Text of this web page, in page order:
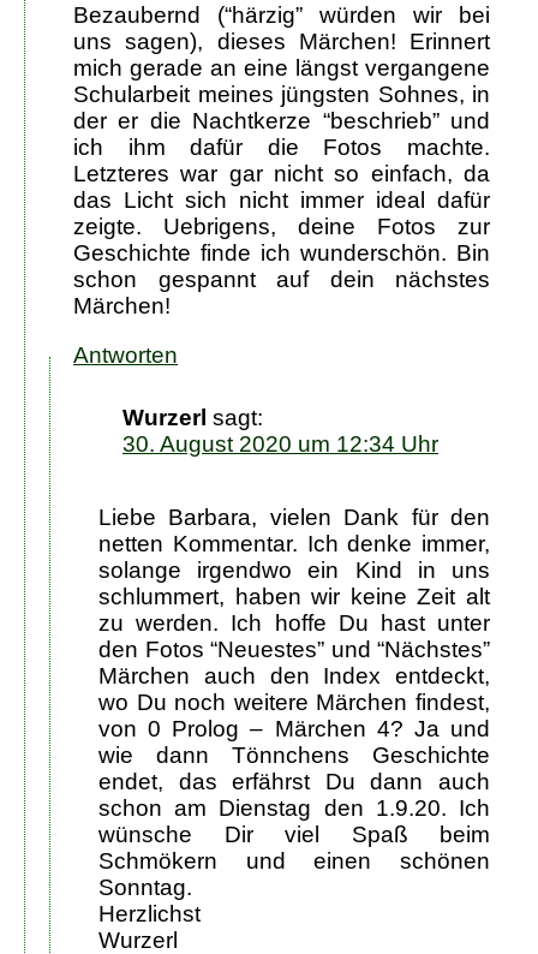
Bezaubernd (“härzig” würden wir bei
uns sagen), dieses Märchen! Erinnert
mich gerade an eine längst vergangene
Schularbeit meines jüngsten Sohnes, in
der er die Nachtkerze “beschrieb” und
ich ihm dafür die Fotos machte.
Letzteres war gar nicht so einfach, da
das Licht sich nicht immer ideal dafür
zeigte. Uebrigens, deine Fotos zur
Geschichte finde ich wunderschön. Bin
schon gespannt auf dein nächstes
Märchen!
Antworten
Wurzerl sagt:
30. August 2020 um 12:34 Uhr
Liebe Barbara, vielen Dank für den
netten Kommentar. Ich denke immer,
solange irgendwo ein Kind in uns
schlummert, haben wir keine Zeit alt
zu werden. Ich hoffe Du hast unter
den Fotos “Neuestes” und “Nächstes”
Märchen auch den Index entdeckt,
wo Du noch weitere Märchen findest,
von 0 Prolog – Märchen 4? Ja und
wie dann Tönnchens Geschichte
endet, das erfährst Du dann auch
schon am Dienstag den 1.9.20. Ich
wünsche Dir viel Spaß beim
Schmökern und einen schönen
Sonntag.
Herzlichst
Wurzerl